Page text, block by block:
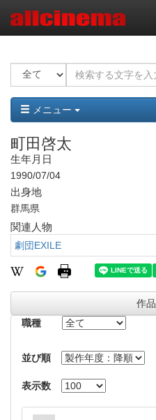
メニュー
町田啓太
生年月日
1990/07/04
出身地
群馬県
関連人物
劇団EXILE
作品
職種
並び順
表示数